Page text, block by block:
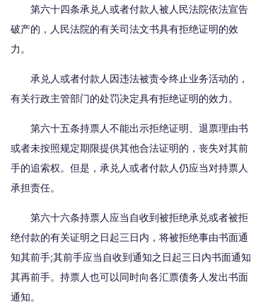
第六十四条承兑人或者付款人被人民法院依法宣告
破产的，人民法院的有关司法文书具有拒绝证明的效
力。
承兑人或者付款人因违法被责令终止业务活动的，
有关行政主管部门的处罚决定具有拒绝证明的效力。
第六十五条持票人不能出示拒绝证明、退票理由书
或者未按照规定期限提供其他合法证明的，丧失对其前
手的追索权。但是，承兑人或者付款人仍应当对持票人
承担责任。
第六十六条持票人应当自收到被拒绝承兑或者被拒
绝付款的有关证明之日起三日内，将被拒绝事由书面通
知其前手;其前手应当自收到通知之日起三日内书面通知
其再前手。持票人也可以同时向各汇票债务人发出书面
通知。